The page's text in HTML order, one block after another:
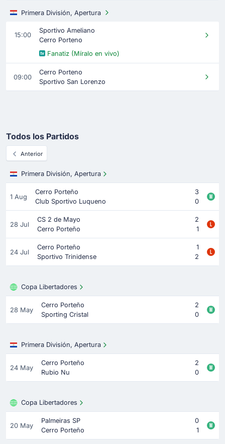
Primera División, Apertura
15:00
Sportivo Ameliano
Cerro Porteno
Fanatiz (Míralo en vivo)
09:00
Cerro Porteno
Sportivo San Lorenzo
Todos los Partidos
Anterior
Primera División, Apertura
1 Aug
Cerro Porteño
3
Club Sportivo Luqueno
0
28 Jul
CS 2 de Mayo
2
Cerro Porteño
1
24 Jul
Cerro Porteño
1
Sportivo Trinidense
2
Copa Libertadores
28 May
Cerro Porteño
2
Sporting Cristal
0
Primera División, Apertura
24 May
Cerro Porteño
2
Rubio Nu
0
Copa Libertadores
20 May
Palmeiras SP
0
Cerro Porteño
1